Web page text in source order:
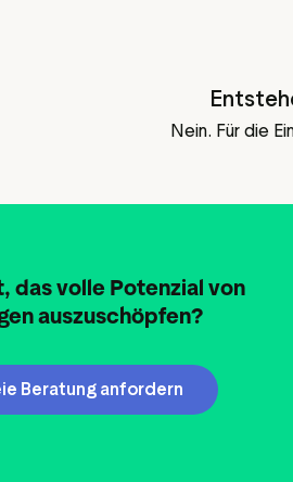
Nein. Für die
das volle Potenzial von
auszuschöpfen?
Beratung anfordern